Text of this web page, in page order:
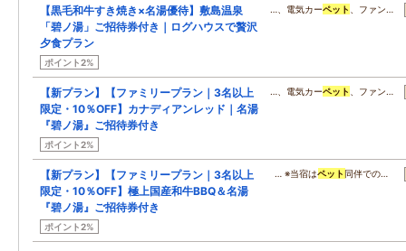
【黒毛和牛すき焼き×名湯優待】敷島温泉
「碧ノ湯」ご招待券付き｜ログハウスで贅沢
夕食プラン
ポイント2%
…、電気カーペット 、ファン…
【新プラン】【ファミリープラン｜3名以上
限定・10％OFF】カナディアンレッド｜名湯
『碧ノ湯』ご招待券付き
ポイント2%
…、電気カーペット 、ファン…
【新プラン】【ファミリープラン｜3名以上
限定・10％OFF】極上国産和牛BBQ＆名湯
『碧ノ湯』ご招待券付き
ポイント2%
… ※当宿はペット 同伴での…